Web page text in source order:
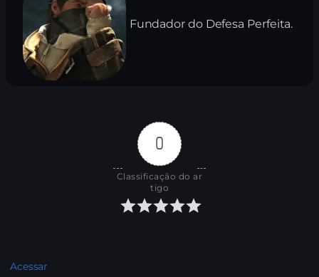
Fundador do Defesa Perfeita.
0
Classificação do ar
tigo
Acessar